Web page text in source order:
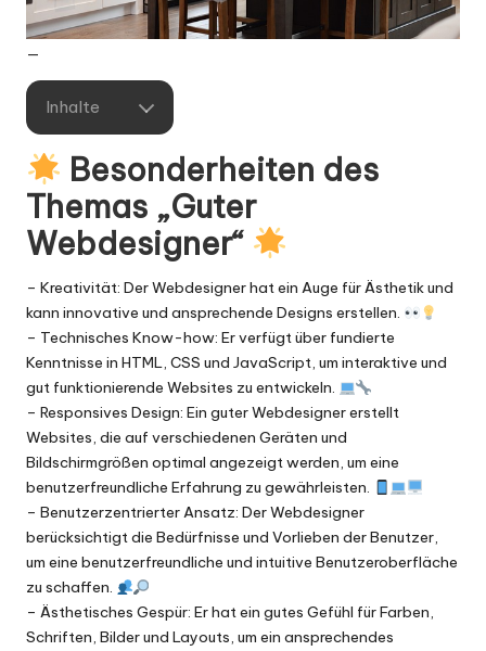
—
Inhalte
Besonderheiten des
Themas „Guter
Webdesigner“
– Kreativität: Der Webdesigner hat ein Auge für Ästhetik und
kann innovative und ansprechende Designs erstellen.
– Technisches Know-how: Er verfügt über fundierte
Kenntnisse in HTML, CSS und JavaScript, um interaktive und
gut funktionierende Websites zu entwickeln.
– Responsives Design: Ein guter Webdesigner erstellt
Websites, die auf verschiedenen Geräten und
Bildschirmgrößen optimal angezeigt werden, um eine
benutzerfreundliche Erfahrung zu gewährleisten.
– Benutzerzentrierter Ansatz: Der Webdesigner
berücksichtigt die Bedürfnisse und Vorlieben der Benutzer,
um eine benutzerfreundliche und intuitive Benutzeroberfläche
zu schaffen.
– Ästhetisches Gespür: Er hat ein gutes Gefühl für Farben,
Schriften, Bilder und Layouts, um ein ansprechendes